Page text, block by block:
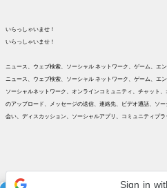
ウ
キ
連
絡
ー
いらっしゃいませ！
いらっしゃいませ！
ニュース、ウェブ検索、ソーシャル ネットワーク、ゲーム、エ
ニュース、ウェブ検索、ソーシャル ネットワーク、ゲーム、エ
ソーシャルネットワーク、オンラインコミュニティ、チャット
のアップロード、メッセージの送信、連絡先、ビデオ通話、ソ
会い、ディスカッション、ソーシャルアプリ、コミュニティプ
Sign in